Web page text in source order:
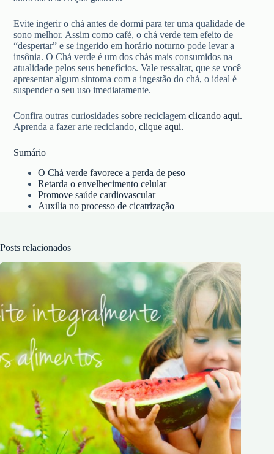
Evite ingerir o chá antes de dormi para ter uma qualidade de
sono melhor. Assim como café, o chá verde tem efeito de
“despertar” e se ingerido em horário noturno pode levar a
insônia. O Chá verde é um dos chás mais consumidos na
atualidade pelos seus benefícios. Vale ressaltar, que se você
apresentar algum sintoma com a ingestão do chá, o ideal é
suspender o seu uso imediatamente.
Confira outras curiosidades sobre reciclagemclicando aqui.
Aprenda a fazer arte reciclando,clique aqui.
Sumário
O Chá verde favorece a perda de peso
Retarda o envelhecimento celular
Promove saúde cardiovascular
Auxilia no processo de cicatrização
Posts relacionados